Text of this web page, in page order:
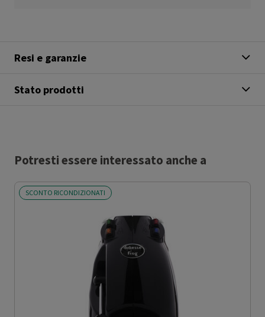
Resi e garanzie
Stato prodotti
Potresti essere interessato anche a
SCONTO RICONDIZIONATI